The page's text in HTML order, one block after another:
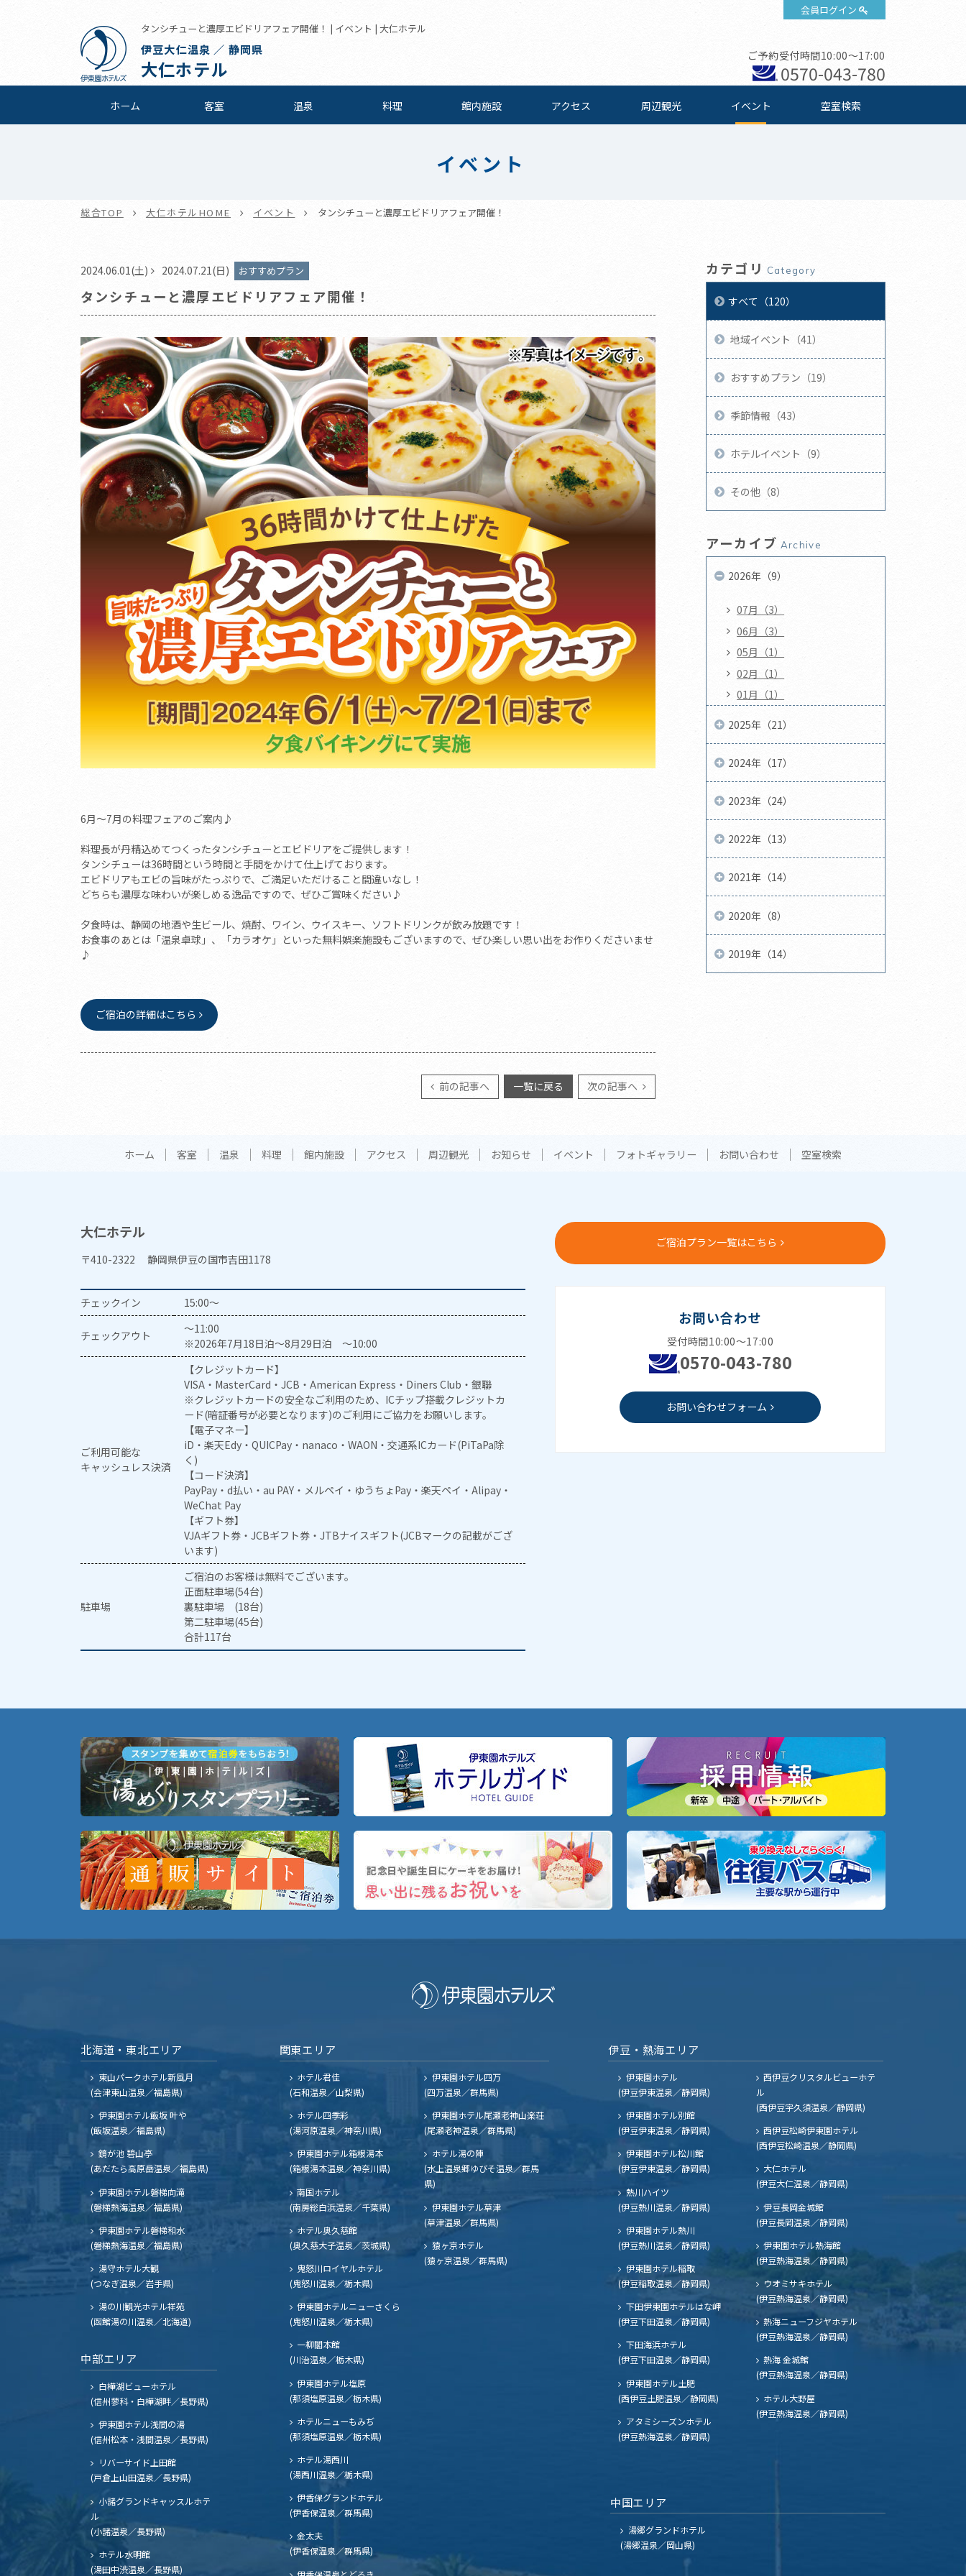
会員ログイン
タンシチューと濃厚エビドリアフェア開催！ | イベント | 大仁ホテル
伊豆大仁温泉 ／ 静岡県
大仁ホテル
ご予約受付時間10:00～17:00
0570-043-780
ホーム 客室 温泉 料理 館内施設 アクセス 周辺観光 イベント 空室検索
イベント
総合TOP 大仁ホテルHOME イベント タンシチューと濃厚エビドリアフェア開催！
2024.06.01(土) 2024.07.21(日) おすすめプラン
タンシチューと濃厚エビドリアフェア開催！
6月～7月の料理フェアのご案内♪
料理長が丹精込めてつくったタンシチューとエビドリアをご提供します！
タンシチューは36時間という時間と手間をかけて仕上げております。
エビドリアもエビの旨味がたっぷりで、ご満足いただけること間違いなし！
どちらも濃厚な味わいが楽しめる逸品ですので、ぜひご賞味ください♪
夕食時は、静岡の地酒や生ビール、焼酎、ワイン、ウイスキー、ソフトドリンクが飲み放題です！
お食事のあとは「温泉卓球」、「カラオケ」といった無料娯楽施設もございますので、ぜひ楽しい思い出をお作りくださいませ
♪
ご宿泊の詳細はこちら
前の記事へ 一覧に戻る 次の記事へ
カテゴリ Category
すべて（120）
地域イベント（41）
おすすめプラン（19）
季節情報（43）
ホテルイベント（9）
その他（8）
アーカイブ Archive
2026年（9）
07月（3）
06月（3）
05月（1）
02月（1）
01月（1）
2025年（21）
2024年（17）
2023年（24）
2022年（13）
2021年（14）
2020年（8）
2019年（14）
ホーム 客室 温泉 料理 館内施設 アクセス 周辺観光 お知らせ イベント フォトギャラリー お問い合わせ 空室検索
大仁ホテル
〒410-2322 静岡県伊豆の国市吉田1178
チェックイン 15:00～
チェックアウト
～11:00
※2026年7月18日泊～8月29日泊 ～10:00
ご利用可能な
キャッシュレス決済
【クレジットカード】
VISA・MasterCard・JCB・American Express・Diners Club・銀聯
※クレジットカードの安全なご利用のため、ICチップ搭載クレジットカ
ード(暗証番号が必要となります)のご利用にご協力をお願いします。
【電子マネー】
iD・楽天Edy・QUICPay・nanaco・WAON・交通系ICカード(PiTaPa除
く)
【コード決済】
PayPay・d払い・au PAY・メルペイ・ゆうちょPay・楽天ペイ・Alipay・
WeChat Pay
【ギフト券】
VJAギフト券・JCBギフト券・JTBナイスギフト(JCBマークの記載がござ
います)
駐車場
ご宿泊のお客様は無料でございます。
正面駐車場(54台)
裏駐車場 (18台)
第二駐車場(45台)
合計117台
ご宿泊プラン一覧はこちら
お問い合わせ
受付時間10:00～17:00
0570-043-780
お問い合わせフォーム
北海道・東北エリア
東山パークホテル新風月
(会津東山温泉／福島県)
伊東園ホテル飯坂 叶や
(飯坂温泉／福島県)
鏡が池 碧山亭
(あだたら高原岳温泉／福島県)
伊東園ホテル磐梯向滝
(磐梯熱海温泉／福島県)
伊東園ホテル磐梯和水
(磐梯熱海温泉／福島県)
湯守ホテル大観
(つなぎ温泉／岩手県)
湯の川観光ホテル祥苑
(函館湯の川温泉／北海道)
中部エリア
白樺湖ビューホテル
(信州蓼科・白樺湖畔／長野県)
伊東園ホテル浅間の湯
(信州松本・浅間温泉／長野県)
リバーサイド上田館
(戸倉上山田温泉／長野県)
小諸グランドキャッスルホテ
ル
(小諸温泉／長野県)
ホテル水明館
(湯田中渋温泉／長野県)
関東エリア
ホテル君佳
(石和温泉／山梨県)
ホテル四季彩
(湯河原温泉／神奈川県)
伊東園ホテル箱根湯本
(箱根湯本温泉／神奈川県)
南国ホテル
(南房総白浜温泉／千葉県)
ホテル奥久慈館
(奥久慈大子温泉／茨城県)
鬼怒川ロイヤルホテル
(鬼怒川温泉／栃木県)
伊東園ホテルニューさくら
(鬼怒川温泉／栃木県)
一柳閣本館
(川治温泉／栃木県)
伊東園ホテル塩原
(那須塩原温泉／栃木県)
ホテルニューもみぢ
(那須塩原温泉／栃木県)
ホテル湯西川
(湯西川温泉／栃木県)
伊香保グランドホテル
(伊香保温泉／群馬県)
金太夫
(伊香保温泉／群馬県)
伊東園ホテル四万
(四万温泉／群馬県)
伊東園ホテル尾瀬老神山楽荘
(尾瀬老神温泉／群馬県)
ホテル湯の陣
(水上温泉郷ゆびそ温泉／群馬
県)
伊東園ホテル草津
(草津温泉／群馬県)
猿ヶ京ホテル
(猿ヶ京温泉／群馬県)
伊豆・熱海エリア
伊東園ホテル
(伊豆伊東温泉／静岡県)
伊東園ホテル別館
(伊豆伊東温泉／静岡県)
伊東園ホテル松川館
(伊豆伊東温泉／静岡県)
熱川ハイツ
(伊豆熱川温泉／静岡県)
伊東園ホテル熱川
(伊豆熱川温泉／静岡県)
伊東園ホテル稲取
(伊豆稲取温泉／静岡県)
下田伊東園ホテルはな岬
(伊豆下田温泉／静岡県)
下田海浜ホテル
(伊豆下田温泉／静岡県)
伊東園ホテル土肥
(西伊豆土肥温泉／静岡県)
西伊豆クリスタルビューホテ
ル
(西伊豆宇久須温泉／静岡県)
西伊豆松崎伊東園ホテル
(西伊豆松崎温泉／静岡県)
大仁ホテル
(伊豆大仁温泉／静岡県)
伊豆長岡金城館
(伊豆長岡温泉／静岡県)
伊東園ホテル熱海館
(伊豆熱海温泉／静岡県)
ウオミサキホテル
(伊豆熱海温泉／静岡県)
熱海ニューフジヤホテル
(伊豆熱海温泉／静岡県)
熱海 金城館
(伊豆熱海温泉／静岡県)
ホテル大野屋
(伊豆熱海温泉／静岡県)
アタミシーズンホテル
(伊豆熱海温泉／静岡県)
中国エリア
湯郷グランドホテル
(湯郷温泉／岡山県)